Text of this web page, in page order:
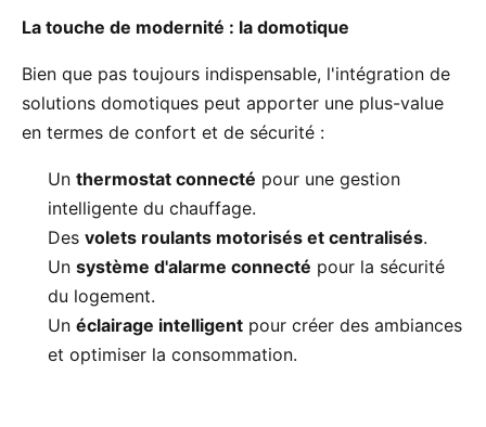
La touche de modernité : la domotique
Bien que pas toujours indispensable, l'intégration de
solutions domotiques peut apporter une plus-value
en termes de confort et de sécurité :
Un thermostat connecté pour une gestion
intelligente du chauffage.
Des volets roulants motorisés et centralisés.
Un système d'alarme connecté pour la sécurité
du logement.
Un éclairage intelligent pour créer des ambiances
et optimiser la consommation.